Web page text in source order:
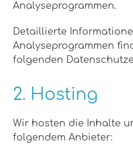
Analyseprogrammen.
Detaillierte
Analyseprogrammen
folgenden
2. Hosting
Wir hosten die Inhalte
folgendem Anbieter: